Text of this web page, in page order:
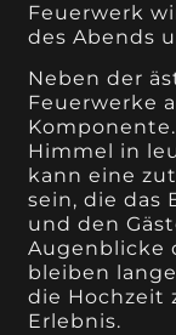
Feuerwerk
des Abends
Neben der
Feuerwerke
Himmel in
kann eine
sein, die das
und den
Augenblicke
bleiben
die Hochzeit
Erlebnis.